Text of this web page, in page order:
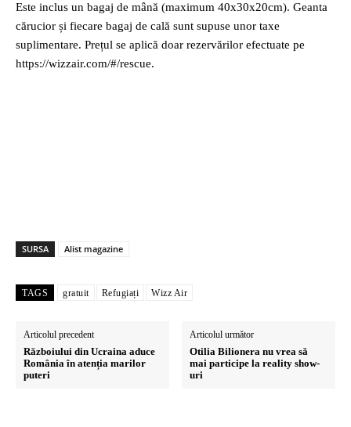
Este inclus un bagaj de mână (maximum 40x30x20cm). Geanta
cărucior și fiecare bagaj de cală sunt supuse unor taxe
suplimentare. Prețul se aplică doar rezervărilor efectuate pe
https://wizzair.com/#/rescue.
SURSA Alist magazine
TAGS gratuit Refugiați Wizz Air
Articolul precedent
Războiului din Ucraina aduce
România în atenția marilor
puteri
Articolul următor
Otilia Bilionera nu vrea să
mai participe la reality show-
uri